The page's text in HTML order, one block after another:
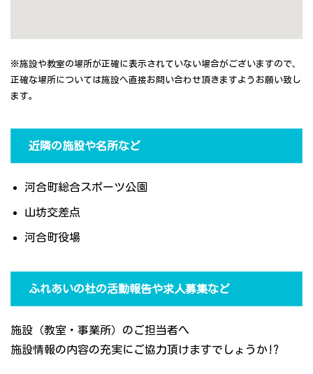
※施設や教室の場所が正確に表示されていない場合がございますので、
正確な場所については施設へ直接お問い合わせ頂きますようお願い致し
ます。
近隣の施設や名所など
河合町総合スポーツ公園
山坊交差点
河合町役場
ふれあいの杜の活動報告や求人募集など
施設（教室・事業所）のご担当者へ
施設情報の内容の充実にご協力頂けますでしょうか!?